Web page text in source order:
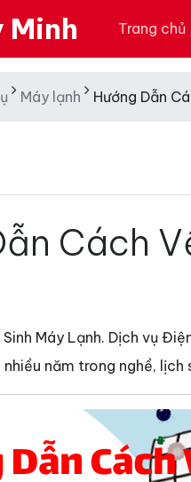
Minh Trang chủ
Máy lạnh Hướng Dẫn
Cách
Máy Lạnh. Dịch vụ
năm trong nghề, lịch